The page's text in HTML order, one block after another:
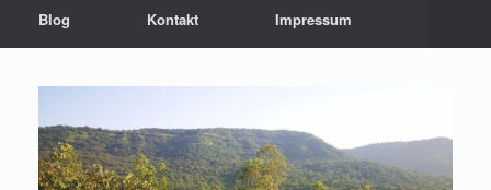
Blog Kontakt Impressum